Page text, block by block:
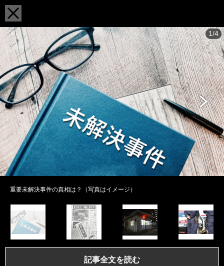
1/4
重要未解決事件の真相は？（写真はイメージ）
記事全文を読む